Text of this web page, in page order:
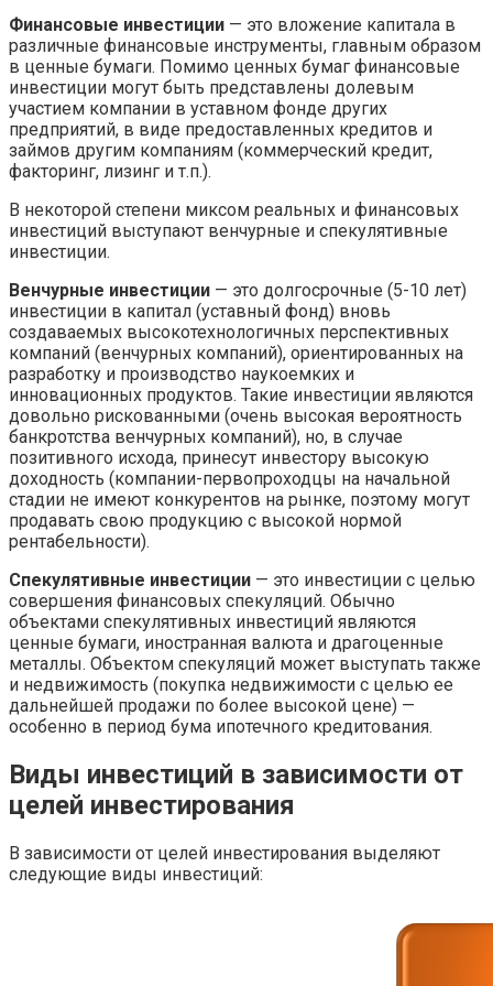
Финансовые инвестиции — это вложение капитала в
различные финансовые инструменты, главным образом
в ценные бумаги. Помимо ценных бумаг финансовые
инвестиции могут быть представлены долевым
участием компании в уставном фонде других
предприятий, в виде предоставленных кредитов и
займов другим компаниям (коммерческий кредит,
факторинг, лизинг и т.п.).
В некоторой степени миксом реальных и финансовых
инвестиций выступают венчурные и спекулятивные
инвестиции.
Венчурные инвестиции — это долгосрочные (5-10 лет)
инвестиции в капитал (уставный фонд) вновь
создаваемых высокотехнологичных перспективных
компаний (венчурных компаний), ориентированных на
разработку и производство наукоемких и
инновационных продуктов. Такие инвестиции являются
довольно рискованными (очень высокая вероятность
банкротства венчурных компаний), но, в случае
позитивного исхода, принесут инвестору высокую
доходность (компании-первопроходцы на начальной
стадии не имеют конкурентов на рынке, поэтому могут
продавать свою продукцию с высокой нормой
рентабельности).
Спекулятивные инвестиции — это инвестиции с целью
совершения финансовых спекуляций. Обычно
объектами спекулятивных инвестиций являются
ценные бумаги, иностранная валюта и драгоценные
металлы. Объектом спекуляций может выступать также
и недвижимость (покупка недвижимости с целью ее
дальнейшей продажи по более высокой цене) —
особенно в период бума ипотечного кредитования.
Виды инвестиций в зависимости от
целей инвестирования
В зависимости от целей инвестирования выделяют
следующие виды инвестиций: